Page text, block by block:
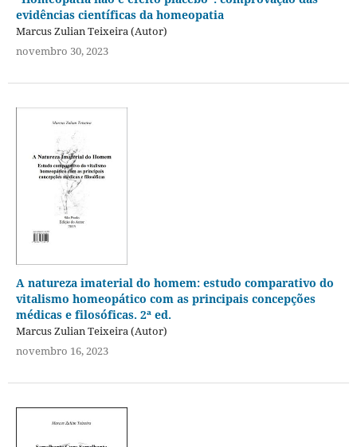
evidências científicas da homeopatia
Marcus Zulian Teixeira (Autor)
novembro 30, 2023
A natureza imaterial do homem: estudo comparativo do
vitalismo homeopático com as principais concepções
médicas e filosóficas. 2ª ed.
Marcus Zulian Teixeira (Autor)
novembro 16, 2023